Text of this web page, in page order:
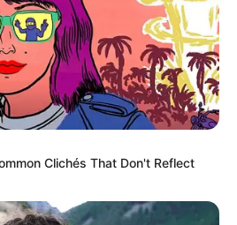
comunitários de saúde, na tarde de
interditou totalmente a Rua Pinheiro
Zona Sul do Rio de Janeiro. Os
em frente ao Palácio Guanabara,
a gratificação de incentivo anual -
ano. Pouco antes das 15h, a via foi
também havia sido fechado.
Clichés That Don't Reflect